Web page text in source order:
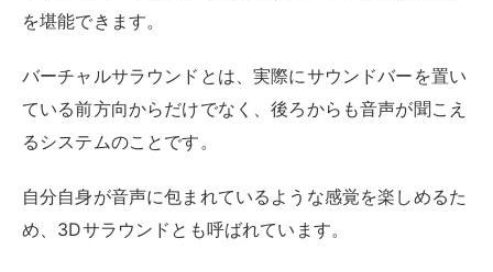
を堪能できます。
バーチャルサラウンドとは、実際にサウンドバーを置い
ている前方向からだけでなく、後ろからも音声が聞こえ
るシステムのことです。
自分自身が音声に包まれているような感覚を楽しめるた
め、3Dサラウンドとも呼ばれています。